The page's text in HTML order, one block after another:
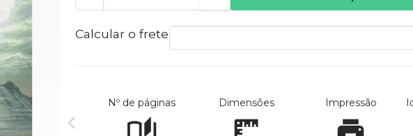
Calcular o frete
Nº de páginas Dimensões Impressão